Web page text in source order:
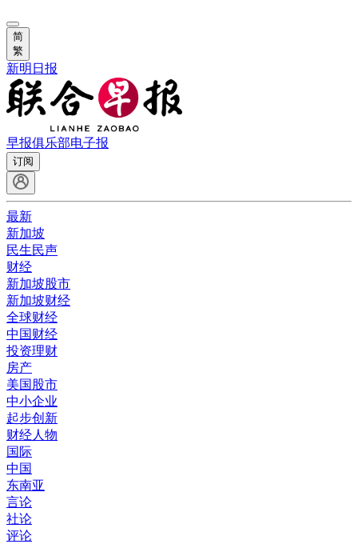
简
繁
新明日报
早报俱乐部电子报
订阅
最新
新加坡
民生民声
财经
新加坡股市
新加坡财经
全球财经
中国财经
投资理财
房产
美国股市
中小企业
起步创新
财经人物
国际
中国
东南亚
言论
社论
评论